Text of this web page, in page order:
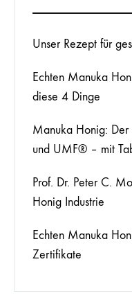
Unser Rezept für
Echten Manuka
diese 4 Dinge
Manuka Honig:
und UMF® – mit
Prof. Dr. Peter C.
Honig Industrie
Echten Manuka
Zertifikate